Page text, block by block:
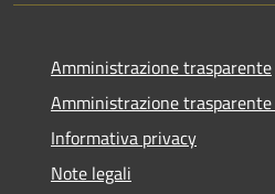
Amministrazione trasparente
Amministrazione
Informativa privacy
Note legali